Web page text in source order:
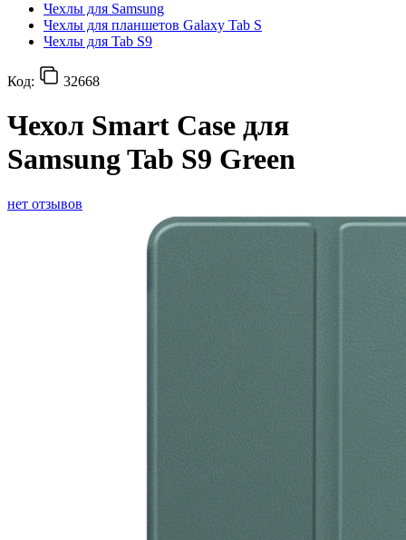
Чехлы для Samsung
Чехлы для планшетов Galaxy Tab S
Чехлы для Tab S9
Код: 32668
Чехол Smart Case для
Samsung Tab S9 Green
нет отзывов